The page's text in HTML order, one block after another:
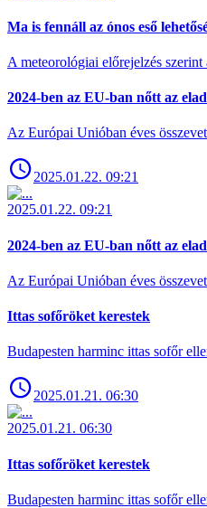
Ma is fennáll az ónos eső
A meteorológiai előrejelzés
2024-ben az EU-ban nőtt az
Az Európai Unióban éves
2025.01.22. 09:21
2025.01.22. 09:21
2024-ben az EU-ban nőtt az
Az Európai Unióban éves
Ittas sofőröket kerestek
Budapesten harminc ittas sofőr
2025.01.21. 06:30
2025.01.21. 06:30
Ittas sofőröket kerestek
Budapesten harminc ittas sofőr